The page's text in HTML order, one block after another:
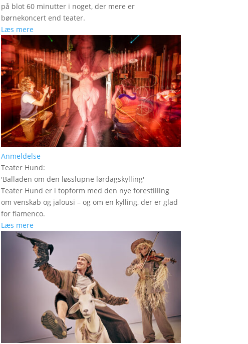
på blot 60 minutter i noget, der mere er
børnekoncert end teater.
Læs mere
Anmeldelse
Teater Hund:
'Balladen om den løsslupne lørdagskylling'
Teater Hund er i topform med den nye forestilling
om venskab og jalousi – og om en kylling, der er glad
for flamenco.
Læs mere